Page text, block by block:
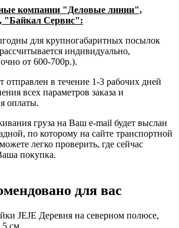
компании "Деловые линии",
"Байкал Сервис":
для крупногабаритных посылок
индивидуально,
от 600-700р.).
отправлен в течение 1-3 рабочих дней
всех параметров заказа и
оплаты.
груза на Ваш e-mail будет выслан
по которому на сайте транспортной
легко проверить, где сейчас
покупка.
для вас